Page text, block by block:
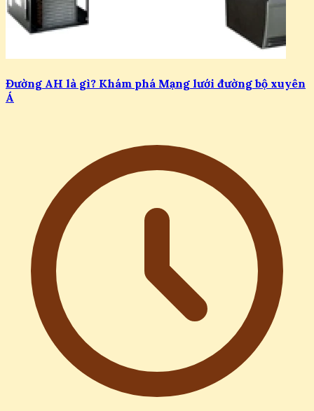
Đường AH là gì? Khám phá Mạng lưới đường bộ xuyên
Á